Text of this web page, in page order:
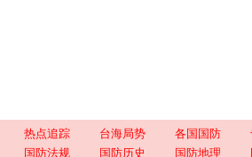
热点追踪 台海局势 各国国防
国防法规 国防历史 国防地理